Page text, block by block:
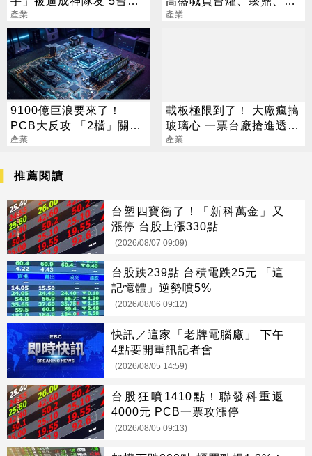
默默發財
產業 產業
9100億巨浪要來了！
PCB大反攻 「2檔」關門
鎖漲停
產業
載板極限到了！ 大廠瘋搞
玻璃心 一票台廠搶進透明
新賽局
產業
推薦閱讀
台塑四寶衝了！「新科萬金」又
漲停 台股上漲330點
(2026/08/07 09:09)
台股跌239點 台積電跌25元 「這
記憶體」逆勢噴5%
(2026/08/06 09:12)
快訊／這家「老牌電腦廠」 下午
4點要開重訊記者會
(2026/08/05 14:59)
台股狂噴1410點！聯發科重返
4000元 PCB一票攻漲停
(2026/08/05 09:13)